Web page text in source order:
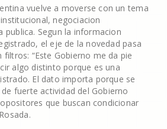
vuelve a moverse con un tema
negociacion
publica. Segun la informacion
el eje de la novedad pasa
“Este Gobierno me da pie
algo distinto porque es una
El dato importa porque se
fuerte actividad del Gobierno
que buscan condicionar